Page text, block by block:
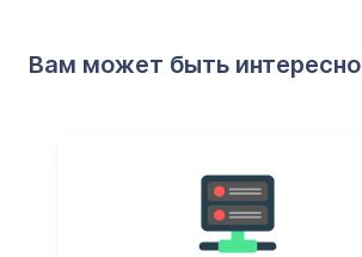
Вам может быть интересно